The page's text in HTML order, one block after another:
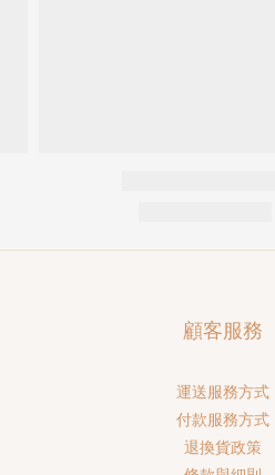
顧客服務
運送服務方式
付款服務方式
退換貨政策